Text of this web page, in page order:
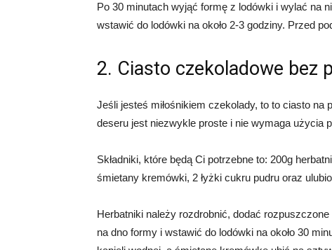
Po 30 minutach wyjąć formę z lodówki i wylać na
wstawić do lodówki na około 2-3 godziny. Przed
2. Ciasto czekoladowe bez
Jeśli jesteś miłośnikiem czekolady, to to ciasto
deseru jest niezwykle proste i nie wymaga użycia
Składniki, które będą Ci potrzebne to: 200g
śmietany kremówki, 2 łyżki cukru pudru oraz
Herbatniki należy rozdrobnić, dodać rozpuszczone
na dno formy i wstawić do lodówki na około 30